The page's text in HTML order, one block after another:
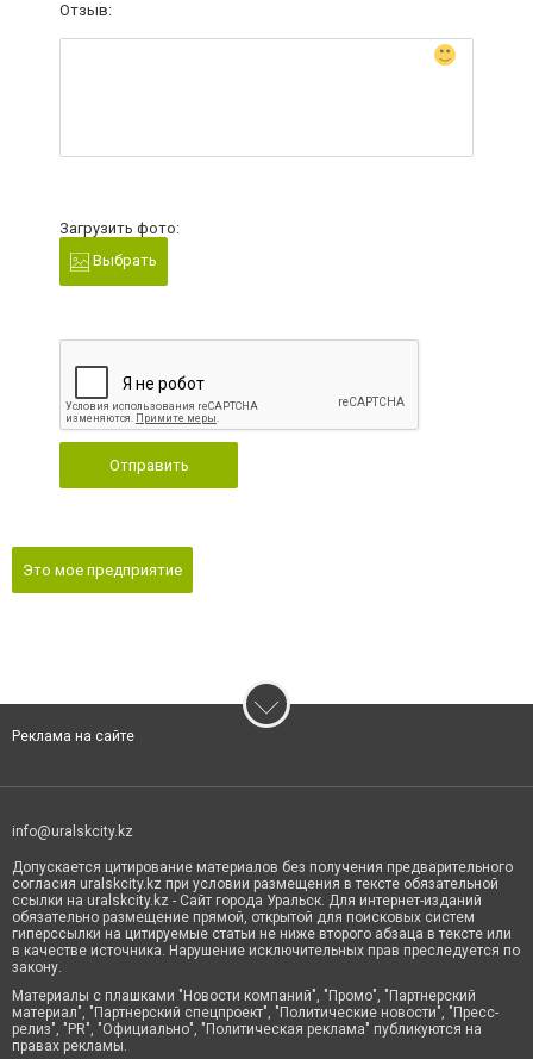
Отзыв:
Загрузить фото:
Выбрать
Отправить
Это мое предприятие
Реклама на сайте
info@uralskcity.kz
Допускается цитирование материалов без получения предварительного
согласия uralskcity.kz при условии размещения в тексте обязательной
ссылки на uralskcity.kz - Сайт города Уральск. Для интернет-изданий
обязательно размещение прямой, открытой для поисковых систем
гиперссылки на цитируемые статьи не ниже второго абзаца в тексте или
в качестве источника. Нарушение исключительных прав преследуется по
закону.
Материалы с плашками "Новости компаний", "Промо", "Партнерский
материал", "Партнерский спецпроект", "Политические новости", "Пресс-
релиз", "PR", "Официально", "Политическая реклама" публикуются на
правах рекламы.